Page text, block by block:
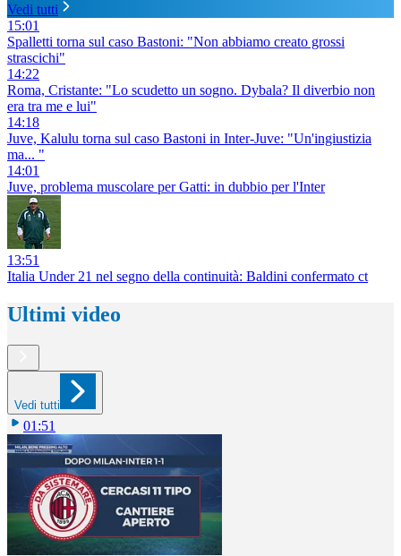
Vedi tutti
15:01
Spalletti torna sul caso Bastoni: "Non abbiamo creato grossi
strascichi"
14:22
Roma, Cristante: "Lo scudetto un sogno. Dybala? Il diverbio non
era tra me e lui"
14:18
Juve, Kalulu torna sul caso Bastoni in Inter-Juve: "Un'ingiustizia
ma... "
14:01
Juve, problema muscolare per Gatti: in dubbio per l'Inter
13:51
Italia Under 21 nel segno della continuità: Baldini confermato ct
Ultimi video
Vedi tutti
01:51